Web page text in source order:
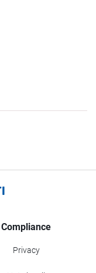
Compliance
Privacy